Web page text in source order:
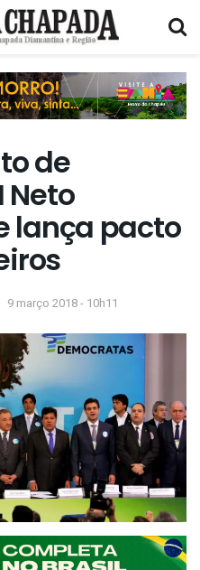
de
Neto
lança pacto
9 março 2018 - 10h11